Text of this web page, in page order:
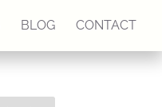
BLOG CONTACT